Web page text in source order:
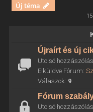
Új téma
Újraírt és új
Utolsó
Elküldve Fórum:
Válaszok: 9
Fórum
Utolsó